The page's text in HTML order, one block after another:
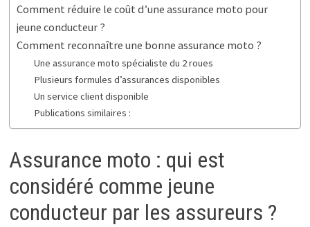
Comment réduire le coût d’une assurance moto pour
jeune conducteur ?
Comment reconnaître une bonne assurance moto ?
Une assurance moto spécialiste du 2 roues
Plusieurs formules d’assurances disponibles
Un service client disponible
Publications similaires :
Assurance moto : qui est
considéré comme jeune
conducteur par les assureurs ?